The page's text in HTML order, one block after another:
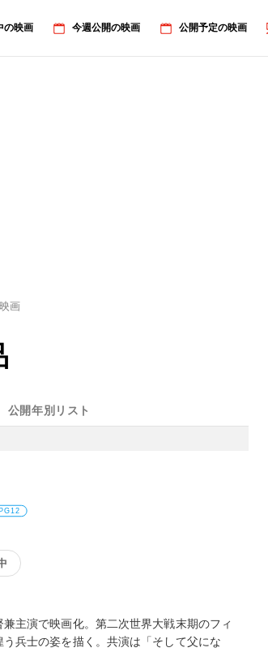
の映画 今週公開の映画 公開予定の映画
画
公開年別リスト
PG12
主演で映画化。第二次世界大戦末期のフィ
兵士の姿を描く。共演は「そして父にな